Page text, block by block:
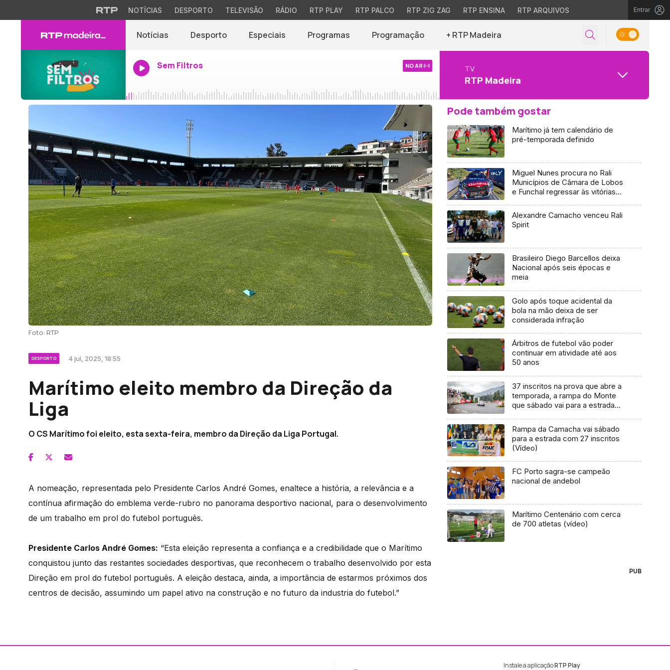
NOTÍCIAS DESPORTO TELEVISÃO RÁDIO RTP PLAY RTP PALCO RTP ZIG ZAG RTP ENSINA RTP ARQUIVOS Entrar
Notícias Desporto Especiais Programas Programação + RTP Madeira
Sem Filtros NO AR TV
RTP Madeira
Foto: RTP
DESPORTO 4 jul, 2025, 18:55
Marítimo eleito membro da Direção da
Liga
O CS Marítimo foi eleito, esta sexta-feira, membro da Direção da Liga Portugal.
A nomeação, representada pelo Presidente Carlos André Gomes, enaltece a história, a relevância e a
contínua afirmação do emblema verde-rubro no panorama desportivo nacional, para o desenvolvimento
de um trabalho em prol do futebol português.
Presidente Carlos André Gomes: “Esta eleição representa a confiança e a credibilidade que o Marítimo
conquistou junto das restantes sociedades desportivas, que reconhecem o trabalho desenvolvido por esta
Direção em prol do futebol português. A eleição destaca, ainda, a importância de estarmos próximos dos
centros de decisão, assumindo um papel ativo na construção e no futuro da industria do futebol.”
Pode também gostar
Marítimo já tem calendário de
pré-temporada definido
Miguel Nunes procura no Rali
Municípios de Câmara de Lobos
e Funchal regressar às vitórias
Alexandre Camacho venceu Rali
Spirit
Brasileiro Diego Barcellos deixa
Nacional após seis épocas e
meia
Golo após toque acidental da
bola na mão deixa de ser
considerada infração
Árbitros de futebol vão poder
continuar em atividade até aos
50 anos
37 inscritos na prova que abre a
temporada, a rampa do Monte
que sábado vai para a estrada
Rampa da Camacha vai sábado
para a estrada com 27 inscritos
(Vídeo)
FC Porto sagra-se campeão
nacional de andebol
Marítimo Centenário com cerca
de 700 atletas (vídeo)
PUB
Instale a aplicaçãoRTP Play